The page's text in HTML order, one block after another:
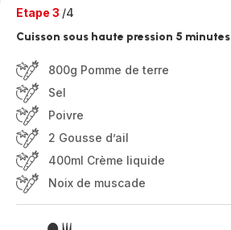
Etape 3 /4
Cuisson sous haute pression 5 minutes
800g Pomme de terre
Sel
Poivre
2 Gousse d’ail
400ml Crème liquide
Noix de muscade